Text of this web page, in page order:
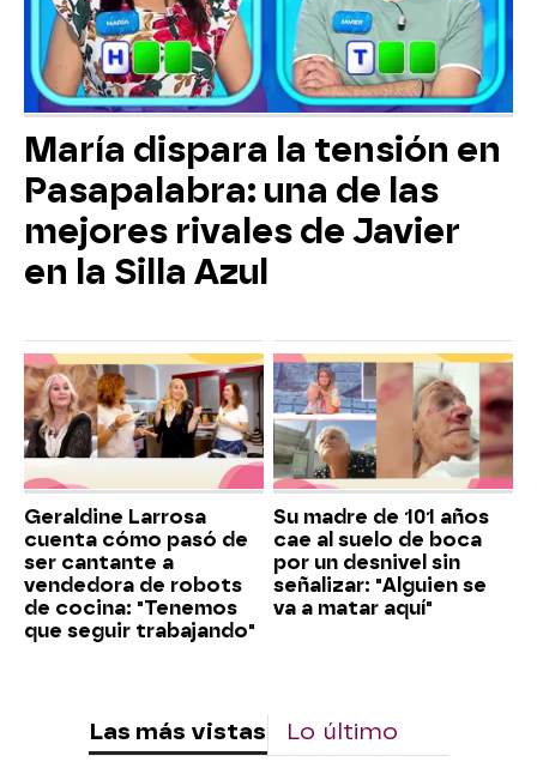
María dispara la tensión en
Pasapalabra: una de las
mejores rivales de Javier
en la Silla Azul
Geraldine Larrosa
cuenta cómo pasó de
ser cantante a
vendedora de robots
de cocina: "Tenemos
que seguir trabajando"
Su madre de 101 años
cae al suelo de boca
por un desnivel sin
señalizar: "Alguien se
va a matar aquí"
Las más vistas Lo último